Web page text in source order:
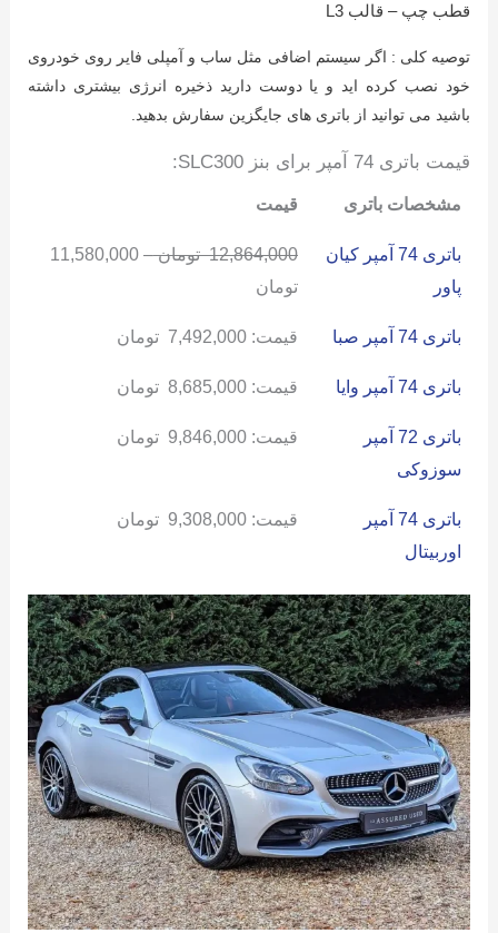
قطب چپ – قالب L3
توصیه کلی : اگر سیستم اضافی مثل ساب و آمپلی فایر روی خودروی
خود نصب کرده اید و یا دوست دارید ذخیره انرژی بیشتری داشته
باشید می توانید از باتری های جایگزین سفارش بدهید.
قیمت باتری 74 آمپر برای بنز SLC300:
مشخصات باتری قیمت
باتری 74 آمپر کیان
پاور
12,864,000 تومان –
11,580,000
تومان
باتری 74 آمپر صبا قیمت: 7,492,000 تومان
باتری 74 آمپر وایا قیمت: 8,685,000 تومان
باتری 72 آمپر
سوزوکی
قیمت: 9,846,000 تومان
باتری 74 آمپر
اوربیتال
قیمت: 9,308,000 تومان